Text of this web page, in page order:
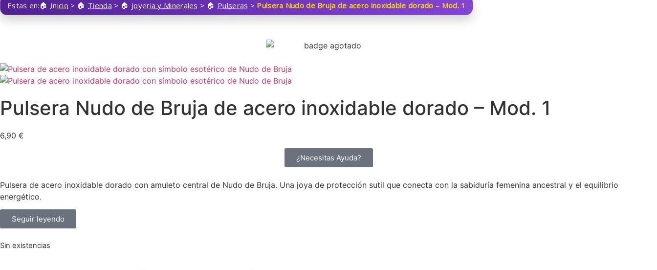
Estas en: Inicio > Tienda > Joyeria y Minerales > Pulseras > Pulsera Nudo de Bruja de acero inoxidable dorado – Mod. 1
Pulsera Nudo de Bruja de acero inoxidable dorado – Mod. 1
6,90 €
¿Necesitas Ayuda?
Pulsera de acero inoxidable dorado con amuleto central de Nudo de Bruja. Una joya de protección sutil que conecta con la sabiduría femenina ancestral y el equilibrio
energético.
Seguir leyendo
Sin existencias